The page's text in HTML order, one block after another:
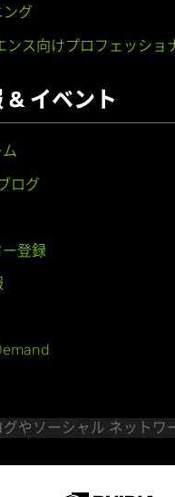
グ
ンス向けプロフェッショ
& イベント
ログ
登録
やソーシャル ネットワ